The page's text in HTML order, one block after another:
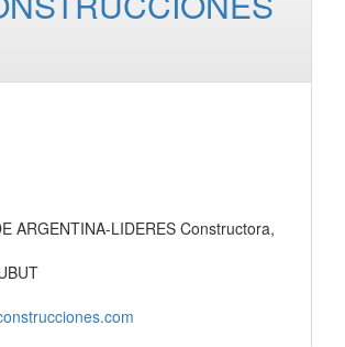
ARGENTINA-LIDERES Constructora,